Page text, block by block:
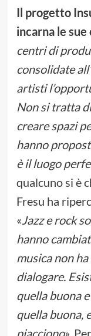
Il progetto
incarna le
centri di
consolidate
artisti
Non si tratta
creare spazi
hanno
è il luogo
qualcuno si è
Fresu ha
«Jazz e rock
hanno
musica non
dialogare.
quella buona
quella buona,